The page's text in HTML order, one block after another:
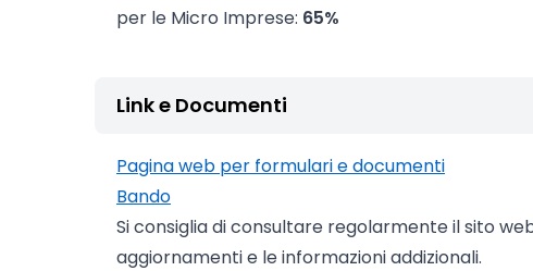
per le Micro Imprese: 65%
Link e Documenti
Pagina web per formulari e documenti
Bando
Si consiglia di consultare regolarmente il sito
aggiornamenti e le informazioni addizionali.